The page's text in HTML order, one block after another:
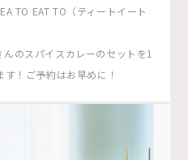
TO EAT TO（ティートイート
のスパイスカレーのセットを1
！ご予約はお早めに！